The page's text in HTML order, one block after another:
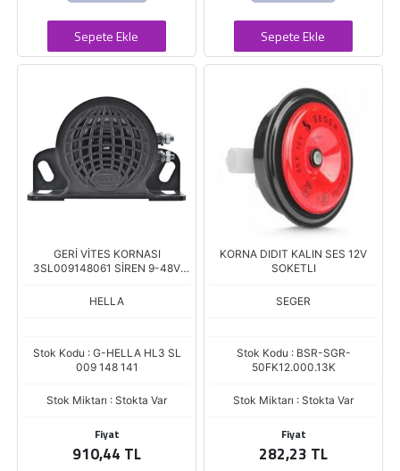
Sepete Ekle Sepete Ekle
GERİ VİTES KORNASI
3SL009148061 SİREN 9-48V
HELLA
Stok Kodu : G-HELLA HL3 SL
009 148 141
Stok Miktarı : Stokta Var
Fiyat
910,44 TL
KORNA DIDIT KALIN SES 12V
SOKETLI
SEGER
Stok Kodu : BSR-SGR-
50FK12.000.13K
Stok Miktarı : Stokta Var
Fiyat
282,23 TL